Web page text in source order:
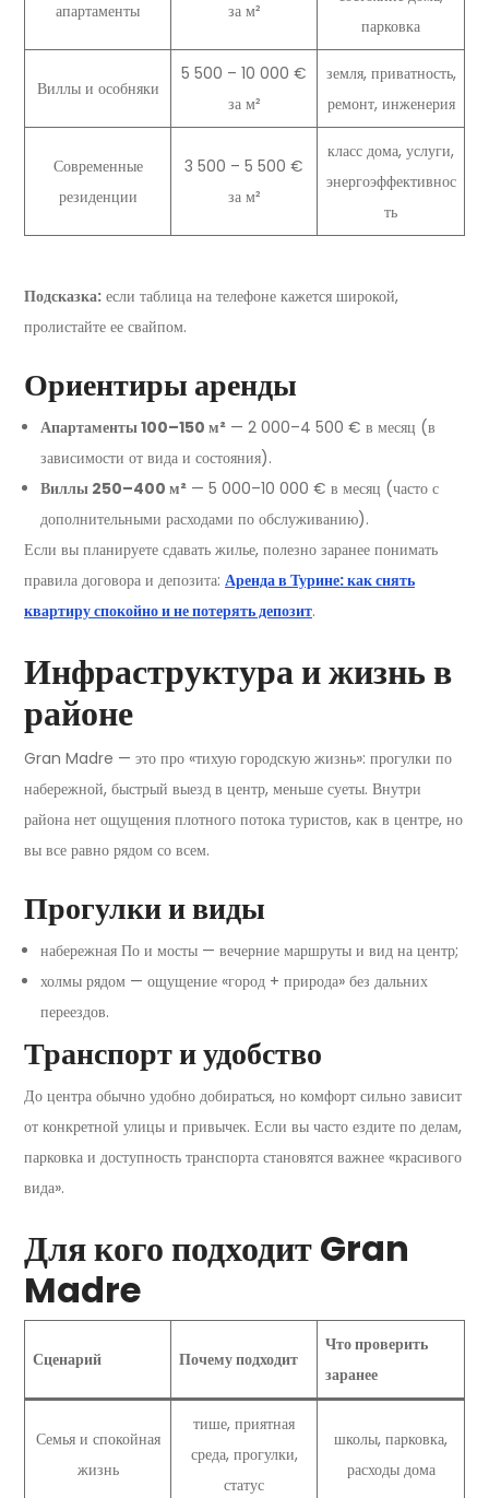
апартаменты за м²
парковка
Виллы и особняки
5 500 – 10 000 €
за м²
земля, приватность,
ремонт, инженерия
Современные
резиденции
3 500 – 5 500 €
за м²
класс дома, услуги,
энергоэффективнос
ть
Подсказка: если таблица на телефоне кажется широкой,
пролистайте ее свайпом.
Ориентиры аренды
Апартаменты 100–150 м² — 2 000–4 500 € в месяц (в
зависимости от вида и состояния).
Виллы 250–400 м² — 5 000–10 000 € в месяц (часто с
дополнительными расходами по обслуживанию).
Если вы планируете сдавать жилье, полезно заранее понимать
правила договора и депозита: Аренда в Турине: как снять
квартиру спокойно и не потерять депозит.
Инфраструктура и жизнь в
районе
Gran Madre — это про «тихую городскую жизнь»: прогулки по
набережной, быстрый выезд в центр, меньше суеты. Внутри
района нет ощущения плотного потока туристов, как в центре, но
вы все равно рядом со всем.
Прогулки и виды
набережная По и мосты — вечерние маршруты и вид на центр;
холмы рядом — ощущение «город + природа» без дальних
переездов.
Транспорт и удобство
До центра обычно удобно добираться, но комфорт сильно зависит
от конкретной улицы и привычек. Если вы часто ездите по делам,
парковка и доступность транспорта становятся важнее «красивого
вида».
Для кого подходит Gran
Madre
Сценарий Почему подходит
Что проверить
заранее
Семья и спокойная
жизнь
тише, приятная
среда, прогулки,
статус
школы, парковка,
расходы дома